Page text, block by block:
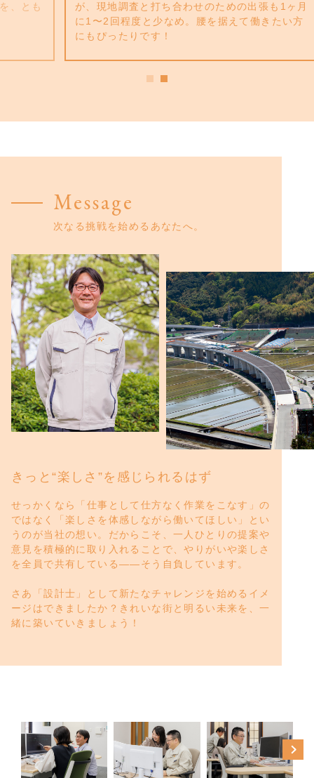
が、現地調査と打ち合わせのための出張も1ヶ月
に1〜2回程度と少なめ。腰を据えて働きたい方
にもぴったりです！
Message
次なる挑戦を始めるあなたへ。
きっと“楽しさ”を感じられるはず
せっかくなら「仕事として仕方なく作業をこなす」の
ではなく「楽しさを体感しながら働いてほしい」とい
うのが当社の想い。だからこそ、一人ひとりの提案や
意見を積極的に取り入れることで、やりがいや楽しさ
を全員で共有している――そう自負しています。
さあ「設計士」として新たなチャレンジを始めるイメ
ージはできましたか？きれいな街と明るい未来を、一
緒に築いていきましょう！